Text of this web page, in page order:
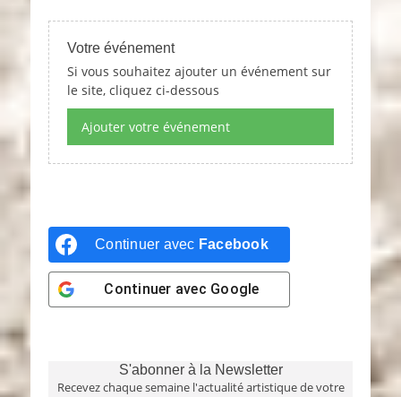
Votre événement
Si vous souhaitez ajouter un événement sur
le site, cliquez ci-dessous
Ajouter votre événement
Continuer avec Facebook
Continuer avec Google
S'abonner à la Newsletter
Recevez chaque semaine l'actualité artistique de votre